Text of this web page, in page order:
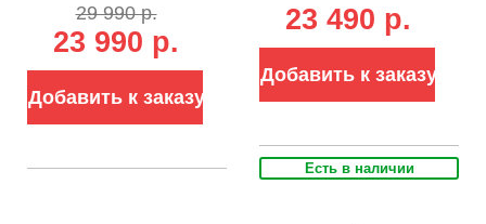
Oregon 0.325-1.5-
78E, EasyOn, 5.1
29 990 р.
23 990 р.
Добавить к заказу
4.5 кг)
23 490 p.
Добавить к заказу
Есть в наличии